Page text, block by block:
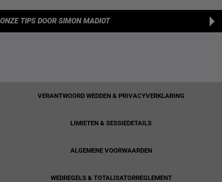
ONZE TIPS DOOR SIMON MADIOT
VERANTWOORD WEDDEN & PRIVACYVERKLARING
LIMIETEN & SESSIEDETAILS
ALGEMENE VOORWAARDEN
WEDREGELS & TOTALISATORREGLEMENT